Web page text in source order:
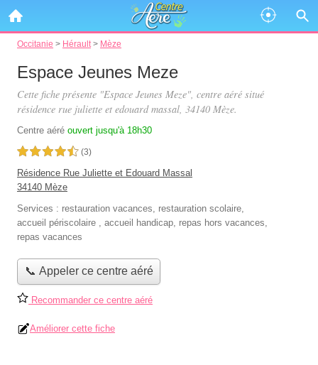
Occitanie > Hérault > Mèze
Espace Jeunes Meze
Cette fiche présente "Espace Jeunes Meze", centre aéré situé
résidence rue juliette et edouard massal, 34140 Mèze.
Centre aéré ouvert jusqu'à 18h30
4,5 étoiles sur 5 (3)
Résidence Rue Juliette et Edouard Massal
34140 Mèze
Services : restauration vacances, restauration scolaire,
accueil périscolaire , accueil handicap, repas hors vacances,
repas vacances
📞 Appeler ce centre aéré
Recommander ce centre aéré
Améliorer cette fiche